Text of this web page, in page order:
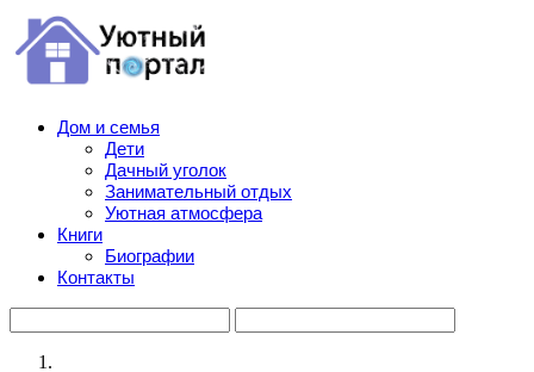
Дом и семья
Дети
Дачный уголок
Занимательный отдых
Уютная атмосфера
Книги
Биографии
Контакты